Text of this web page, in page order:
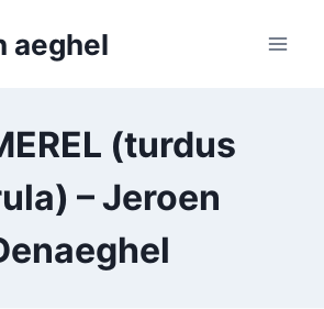
aeghel
(turdus
– Jeroen